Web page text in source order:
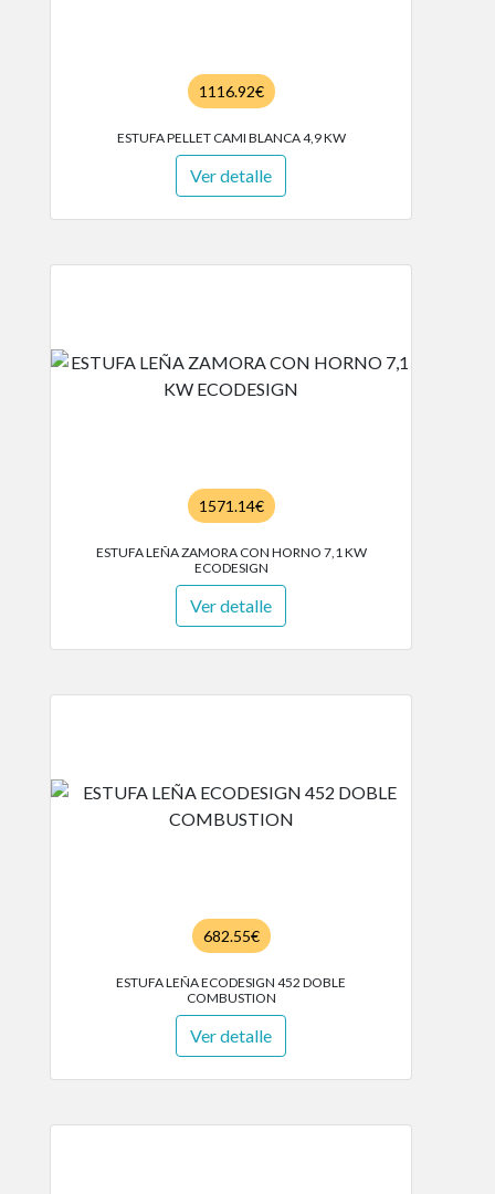
1116.92€
ESTUFA PELLET CAMI BLANCA 4,9 KW
Ver detalle
1571.14€
ESTUFA LEÑA ZAMORA CON HORNO 7,1 KW
ECODESIGN
Ver detalle
682.55€
ESTUFA LEÑA ECODESIGN 452 DOBLE
COMBUSTION
Ver detalle